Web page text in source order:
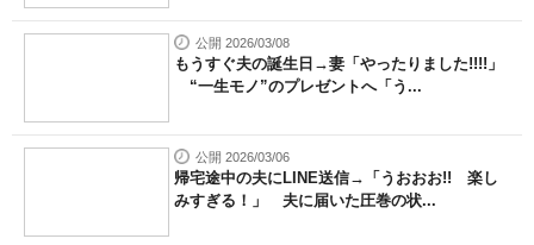
公開 2026/03/08
もうすぐ夫の誕生日→妻「やったりました!!!!」
“一生モノ”のプレゼントへ「う...
公開 2026/03/06
帰宅途中の夫にLINE送信→「うおおお!! 楽し
みすぎる！」 夫に届いた圧巻の状...